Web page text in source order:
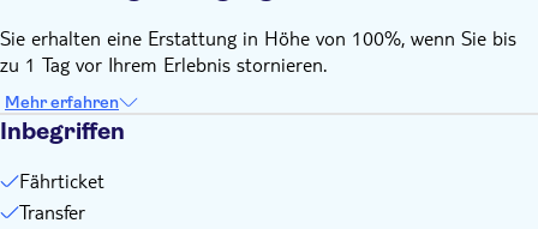
Englischsprachiger Guide für alle Nationalitäten
Sie erhalten eine Erstattung in Höhe von 100%, wenn Sie bis
zu 1 Tag vor Ihrem Erlebnis stornieren.
Mehr erfahren
Inbegriffen
Fährticket
Transfer